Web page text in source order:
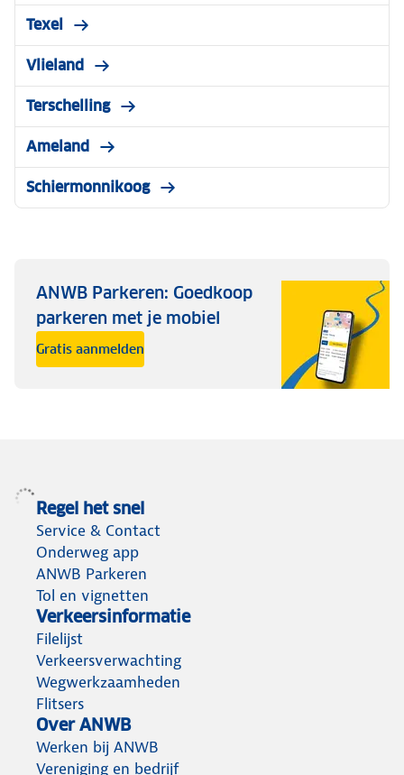
Texel
Vlieland
Terschelling
Ameland
Schiermonnikoog
ANWB Parkeren: Goedkoop
parkeren met je mobiel
Gratis aanmelden
Regel het snel
Service & Contact
Onderweg app
ANWB Parkeren
Tol en vignetten
Verkeersinformatie
Filelijst
Verkeersverwachting
Wegwerkzaamheden
Flitsers
Over ANWB
Werken bij ANWB
Vereniging en bedrijf